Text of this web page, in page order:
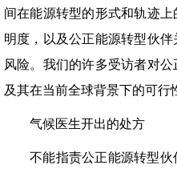
间在能源转型的形式和轨迹
明度，以及公正能源转型伙
风险。我们的许多受访者对
及其在当前全球背景下的可行
气候医生开出的处方
不能指责公正能源转型